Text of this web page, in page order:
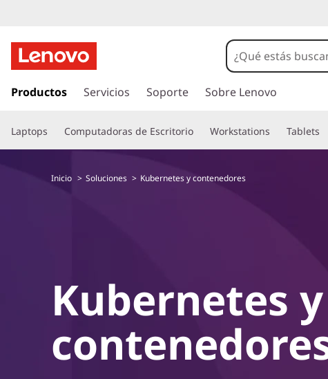
r
c
o
Productos Servicios Soporte Sobre Lenovo
Laptops Computadoras de Escritorio Workstations Tablets
Inicio Soluciones Kubernetes y contenedores
Kubernetes y